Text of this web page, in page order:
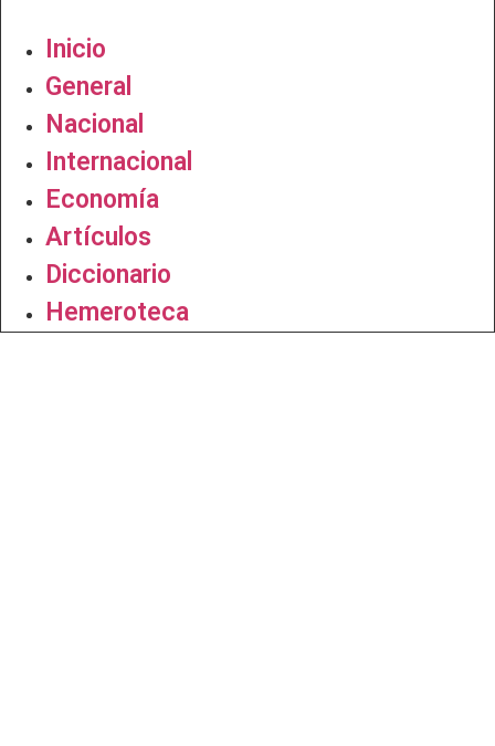
Inicio
General
Nacional
Internacional
Economía
Artículos
Diccionario
Hemeroteca